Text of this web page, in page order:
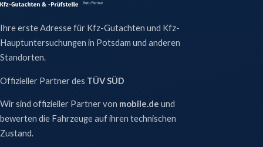
Ihre erste Adresse für Kfz-Gutachten und Kfz-
Hauptuntersuchungen in Potsdam und anderen
Standorten.
Offizieller Partner des TÜV SÜD
Wir sind offizieller Partner von mobile.de und
bewerten die Fahrzeuge auf ihren technischen
Zustand.